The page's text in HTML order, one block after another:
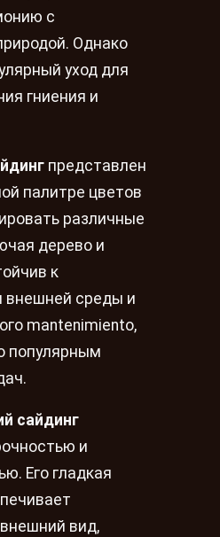
с
Однако
уход для
гниения и
представлен
палитре цветов
различные
дерево и
к
внешней среды и
mantenimiento,
популярным
сайдинг
и
Его гладкая
вид,